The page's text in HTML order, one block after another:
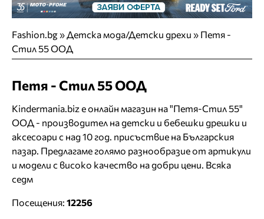
Fashion.bg»Детска мода/Детски дрехи » Петя -
Стил 55 ООД
Петя - Стил 55 ООД
Kindermania.biz е онлайн магазин на "Петя-Стил 55"
ООД - производител на детски и бебешки дрешки и
аксесоари с над 10 год. присъствие на Българския
пазар. Предлагаме голямо разнообразие от артикули
и модели с високо качество на добри цени. Всяка
седм
Посещения: 12256